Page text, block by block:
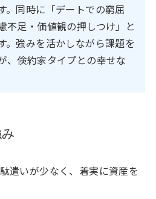
。同時に「デートでの窮屈
不足・価値観の押しつけ」と
。強みを活かしながら課題を
、倹約家タイプとの幸せな
遣いが少なく、着実に資産を